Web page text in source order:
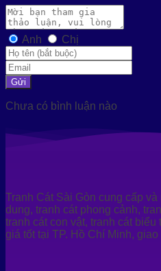
Anh Chị
Gửi
Chưa có bình luận nào
Tranh Cát Sài Gòn cung cấp
dung, tranh cát phong cảnh,
tranh cát con vật, tranh cát
giá tốt tại TP. Hồ Chí Minh,